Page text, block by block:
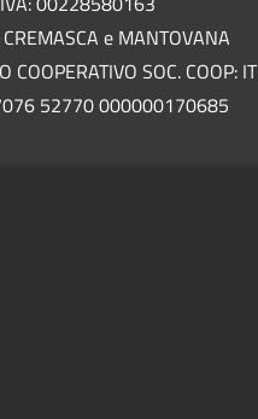
e MANTOVANA
COOPERATIVO SOC. COOP: IT
52770 000000170685